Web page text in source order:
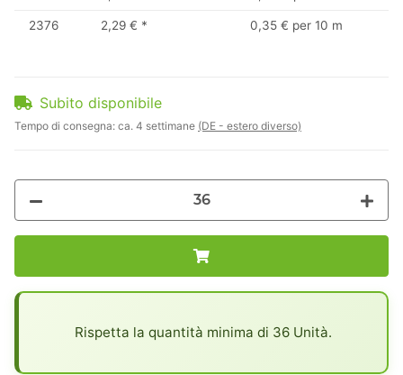
2376 2,29 € * 0,35 € per 10 m
Subito disponibile
Tempo di consegna: ca. 4 settimane (DE - estero diverso)
Rispetta la quantità minima di 36 Unità.